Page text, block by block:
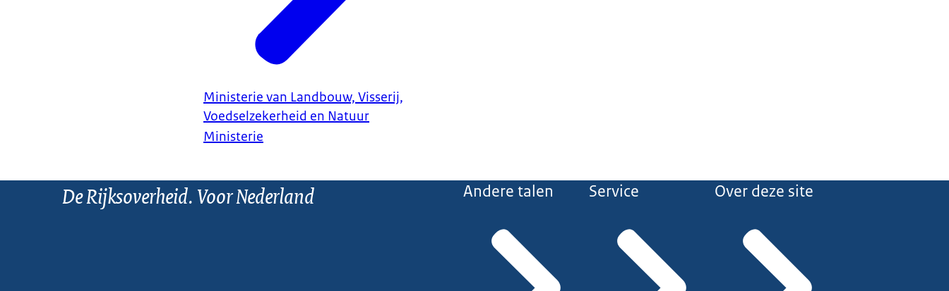
Ministerie van Landbouw, Visserij,
Voedselzekerheid en Natuur
Ministerie
De Rijksoverheid. Voor Nederland Andere talen Service Over deze site